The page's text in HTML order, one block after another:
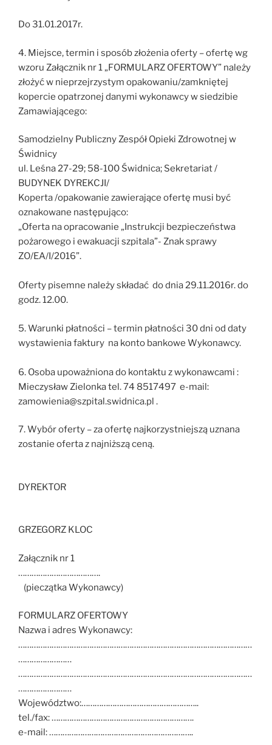
Do 31.01.2017r.
4. Miejsce, termin i sposób złożenia oferty – ofertę wg
wzoru Załącznik nr 1 „FORMULARZ OFERTOWY” należy
złożyć w nieprzejrzystym opakowaniu/zamkniętej
kopercie opatrzonej danymi wykonawcy w siedzibie
Zamawiającego:
Samodzielny Publiczny Zespół Opieki Zdrowotnej w
Świdnicy
ul. Leśna 27-29; 58-100 Świdnica; Sekretariat /
BUDYNEK DYREKCJI/
Koperta /opakowanie zawierające ofertę musi być
oznakowane następująco:
„Oferta na opracowanie „Instrukcji bezpieczeństwa
pożarowego i ewakuacji szpitala”- Znak sprawy
ZO/EA/I/2016”.
Oferty pisemne należy składać do dnia 29.11.2016r. do
godz. 12.00.
5. Warunki płatności – termin płatności 30 dni od daty
wystawienia faktury na konto bankowe Wykonawcy.
6. Osoba upoważniona do kontaktu z wykonawcami :
Mieczysław Zielonka tel. 74 8517497 e-mail:
zamowienia@szpital.swidnica.pl .
7. Wybór oferty – za ofertę najkorzystniejszą uznana
zostanie oferta z najniższą ceną.
DYREKTOR
GRZEGORZ KLOC
Załącznik nr 1
……………………………….
(pieczątka Wykonawcy)
FORMULARZ OFERTOWY
Nazwa i adres Wykonawcy:
……………………………………………………………………………………………
……………………
……………………………………………………………………………………………
……………………
Województwo:……………………………………………..
tel./fax: ……………………………………………………….
e-mail: ………………………………………………………..